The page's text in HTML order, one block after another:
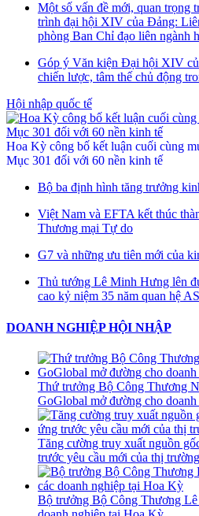
Một số vấn đề mới, quan trọng
trình đại hội XIV của Đảng:
phòng Ban Chỉ đạo liên ngành
Góp ý Văn kiện Đại hội XIV
chiến lược, tâm thế chủ động
Hội nhập quốc tế
Hoa Kỳ công bố kết luận cuối cùng
Mục 301 đối với 60 nền kinh tế
Bộ ba định hình tăng trưởng
Việt Nam và EFTA kết thúc
Thương mại Tự do
G7 và những ưu tiên mới của
Thủ tướng Lê Minh Hưng lên
cao kỷ niệm 35 năm quan hệ
DOANH NGHIỆP HỘI NHẬP
Thứ trưởng Bộ Công Thương
GoGlobal mở đường cho
Tăng cường truy xuất nguồn
trước yêu cầu mới của thị
Bộ trưởng Bộ Công Thương